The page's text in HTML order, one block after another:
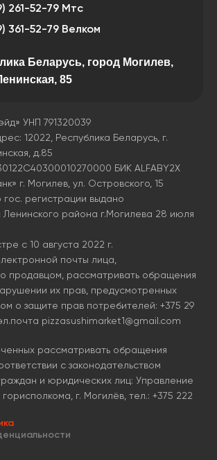
261-52-79 Мтс
361-52-79 Велком
Беларусь, город Могилев,
85
УНП 791320039
12022, Республика Беларусь, г.
д.85
БИК ALFABY2X
г. Могилев, ул. Островского, 15
гос. регистрации выдано
района г.Могилева 28 июля
с 10 августа 2022 г.
почты лица,
продавцом, рассматривать обращения
их прав, предусмотренных
о защите прав потребителей: +375 29
pizzasushimarket1@gmail.com
рассматривать обращения
с законодательством
и юридических лиц: Управление
г. Могилёв, тел.: +375 222